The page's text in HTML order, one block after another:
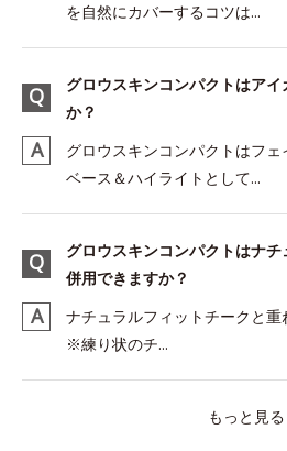
を自然にカバーするコツは...
グロウスキンコンパクトはア
か？
グロウスキンコンパクトはフ
ベース＆ハイライトとして...
グロウスキンコンパクトはナ
併用できますか？
ナチュラルフィットチークと重
※練り状のチ...
もっと見る